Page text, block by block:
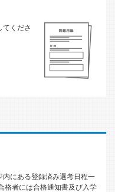
てくださ
にある登録済み選考日程一
格者には合格通知書及び入学